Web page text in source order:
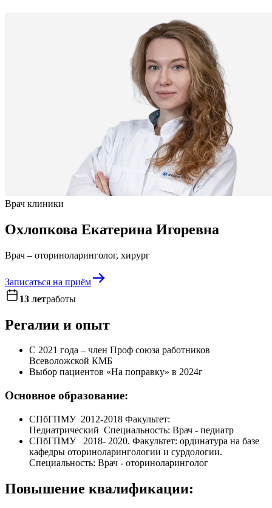
Врач клиники
Охлопкова Екатерина Игоревна
Врач – оториноларинголог, хирург
Записаться на приём
13 летработы
Регалии и опыт
С 2021 года – член Проф союза работников
Всеволожской КМБ
Выбор пациентов «На поправку» в 2024г
Основное образование:
СПбГПМУ 2012-2018 Факультет:
Педиатрический Специальность: Врач - педиатр
СПбГПМУ 2018- 2020. Факультет: ординатура на базе
кафедры оториноларингологии и сурдологии.
Специальность: Врач - оториноларинголог
Повышение квалификации: